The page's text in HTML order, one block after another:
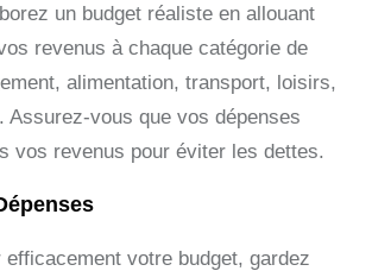
un budget réaliste en allouant
revenus à chaque catégorie de
alimentation, transport, loisirs,
Assurez-vous que vos dépenses
vos revenus pour éviter les dettes.
efficacement votre budget, gardez